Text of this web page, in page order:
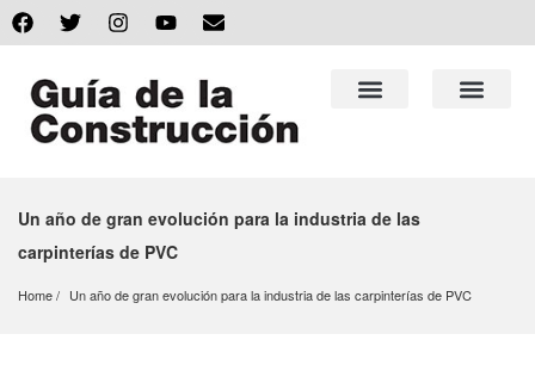
Un año de gran evolución para la industria de las
carpinterías de PVC
Home Un año de gran evolución para la industria de las carpinterías de PVC